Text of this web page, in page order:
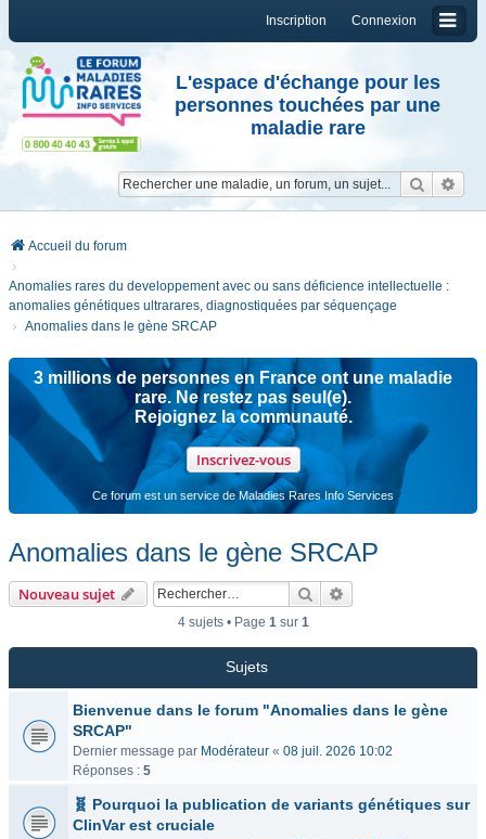
Connexion
Inscription
L'espace d'échange pour les
personnes touchées par une
maladie rare
Accueil du forum
Anomalies rares du developpement avec ou sans déficience intellectuelle :
anomalies génétiques ultrarares, diagnostiquées par séquençage
Anomalies dans le gène SRCAP
3 millions de personnes en France ont une maladie
rare. Ne restez pas seul(e).
Rejoignez la communauté.
Inscrivez-vous
Ce forum est un service de Maladies Rares Info Services
Anomalies dans le gène SRCAP
Nouveau sujet Rechercher
4 sujets • Page 1sur 1
Sujets
Bienvenue dans le forum "Anomalies dans le gène
SRCAP"
Dernier message par Modérateur « 08 juil. 2026 10:02
Réponses : 5
🧬 Pourquoi la publication de variants génétiques sur
ClinVar est cruciale